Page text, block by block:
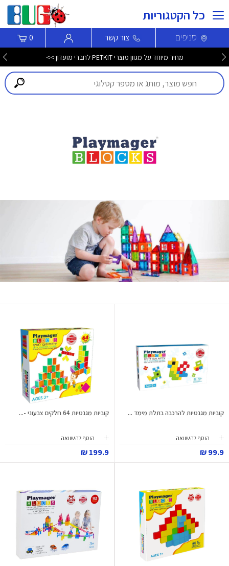
כל הקטגוריות
סניפים צור קשר 0
מחיר מיוחד על מגוון מוצרי PETKIT לחברי מועדון >>
קוביות מגנטיות להרכבה בתלת מימד ...
הוסף להשוואה
99.9 ₪
קוביות מגנטיות 64 חלקים צבעוני -...
הוסף להשוואה
199.9 ₪